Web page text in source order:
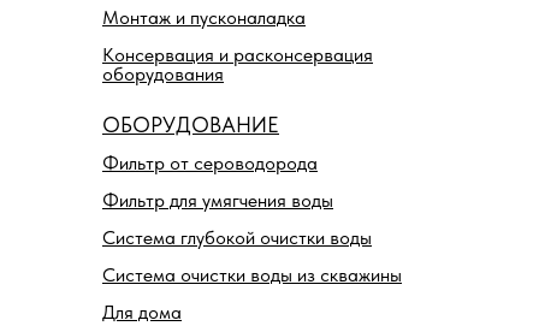
Фильтр от сероводорода
Система глубокой очистки воды
Система очистки воды из скважины
Для дома
Фильтр для умягчения воды
ОБОРУДОВАНИЕ
Монтаж и пусконаладка
Консервация и расконсервация
оборудования